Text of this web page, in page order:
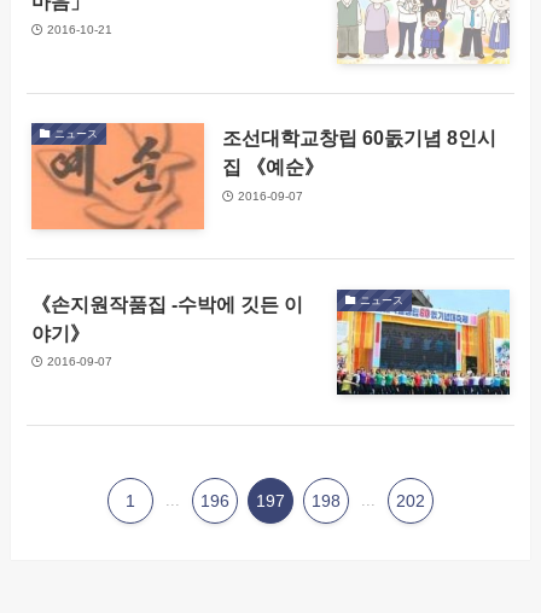
2016-10-21
ニュース
조선대학교창립 60돐기념 8인시
집 《예순》
2016-09-07
ニュース
《손지원작품집 -수박에 깃든 이
야기》
2016-09-07
1 196 197 198 202